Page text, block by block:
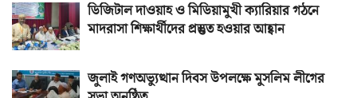
ডিজিটাল দাওয়াহ ও মিডিয়ামুখী ক্যারিয়ার গঠনে
মাদরাসা শিক্ষার্থীদের প্রস্তুত হওয়ার আহ্বান
জুলাই গণঅভ্যুত্থান দিবস উপলক্ষে মুসলিম লীগের